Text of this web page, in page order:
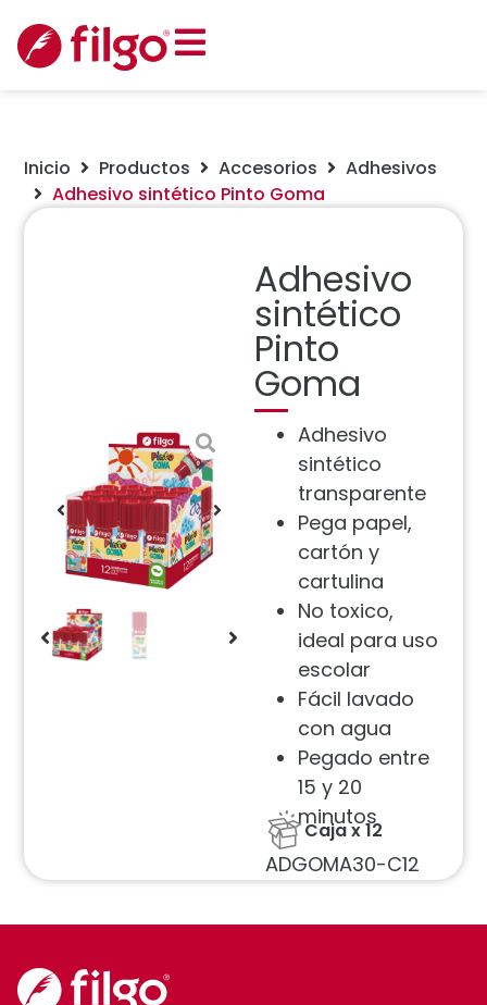
Inicio Productos Accesorios
Adhesivos
Adhesivo sintético Pinto Goma
Adhesivo
sintético
Pinto
Goma
Adhesivo
sintético
transparente
Pega papel,
cartón y
cartulina
No toxico,
ideal para uso
escolar
Fácil lavado
con agua
Pegado entre
15 y 20
minutos
Caja x 12
ADGOMA30-C12